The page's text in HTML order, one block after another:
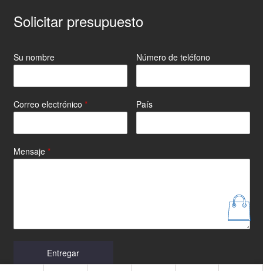
Solicitar presupuesto
Su nombre Número de teléfono
Correo electrónico * País
Mensaje *
Entregar